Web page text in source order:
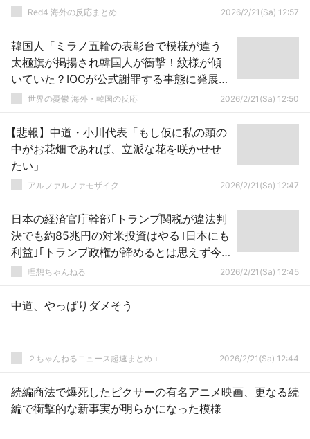
Red4 海外の反応まとめ 2026/2/21(Sa) 12:57
韓国人「ミラノ五輪の表彰台で模様が違う
太極旗が掲揚され韓国人が衝撃！紋様が傾
いていた？IOCが公式謝罪する事態に発展
に」→「正直誰も気づかなかった（ﾌﾞﾙﾌﾞ
世界の憂鬱 海外・韓国の反応 2026/2/21(Sa) 12:50
【悲報】中道・小川代表「もし仮に私の頭の
中がお花畑であれば、立派な花を咲かせせ
たい」
アルファルファモザイク 2026/2/21(Sa) 12:47
日本の経済官庁幹部｢トランプ関税が違法判
決でも約85兆円の対米投資はやる｣日本にも
利益｣｢トランプ政権が諦めるとは思えず今
後を注視｣
理想ちゃんねる 2026/2/21(Sa) 12:45
中道、やっぱりダメそう
２ちゃんねるニュース超速まとめ＋ 2026/2/21(Sa) 12:44
続編商法で爆死したピクサーの有名アニメ映画、更なる続
編で衝撃的な新事実が明らかになった模様